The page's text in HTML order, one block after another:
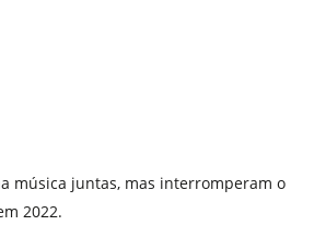
música juntas, mas interromperam o
2022.